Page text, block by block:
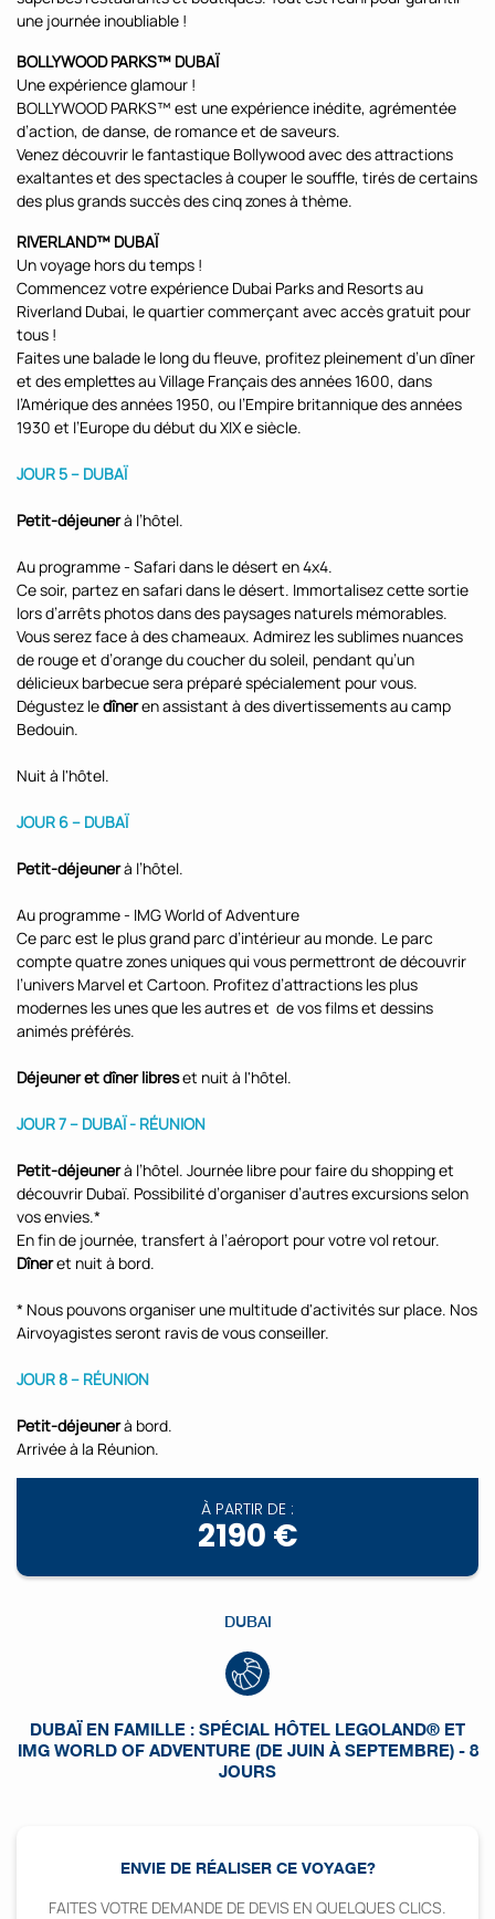
une journée inoubliable !
BOLLYWOOD PARKS™ DUBAÏ
Une expérience glamour !
BOLLYWOOD PARKS™ est une expérience inédite, agrémentée
d’action, de danse, de romance et de saveurs.
Venez découvrir le fantastique Bollywood avec des attractions
exaltantes et des spectacles à couper le souffle, tirés de certains
des plus grands succès des cinq zones à thème.
RIVERLAND™ DUBAÏ
Un voyage hors du temps !
Commencez votre expérience Dubai Parks and Resorts au
Riverland Dubai, le quartier commerçant avec accès gratuit pour
tous !
Faites une balade le long du fleuve, profitez pleinement d’un dîner
et des emplettes au Village Français des années 1600, dans
l’Amérique des années 1950, ou l’Empire britannique des années
1930 et l’Europe du début du XIX e siècle.
JOUR 5 – DUBAÏ
Petit-déjeunerà l’hôtel.
Au programme - Safari dans le désert en 4x4.
Ce soir, partez en safari dans le désert. Immortalisez cette sortie
lors d’arrêts photos dans des paysages naturels mémorables.
Vous serez face à des chameaux. Admirez les sublimes nuances
de rouge et d’orange du coucher du soleil, pendant qu’un
délicieux barbecue sera préparé spécialement pour vous.
Dégustez ledîneren assistant à des divertissements au camp
Bedouin.
Nuit à l'hôtel.
JOUR 6 – DUBAÏ
Petit-déjeunerà l’hôtel.
Au programme - IMG World of Adventure
Ce parc est le plus grand parc d’intérieur au monde. Le parc
compte quatre zones uniques qui vous permettront de découvrir
l’univers Marvel et Cartoon. Profitez d’attractions les plus
modernes les unes que les autres et de vos films et dessins
animés préférés.
Déjeuner etdîner libreset nuit à l'hôtel.
JOUR 7 – DUBAÏ - RÉUNION
Petit-déjeunerà l’hôtel. Journée libre pour faire du shopping et
découvrir Dubaï. Possibilité d’organiser d’autres excursions selon
vos envies.*
En fin de journée, transfert à l’aéroport pour votre vol retour.
Dîneret nuit à bord.
* Nous pouvons organiser une multitude d'activités sur place. Nos
Airvoyagistes seront ravis de vous conseiller.
JOUR 8 – RÉUNION
Petit-déjeunerà bord.
Arrivée à la Réunion.
À PARTIR DE :
2190 €
DUBAI
DUBAÏ EN FAMILLE : SPÉCIAL HÔTEL LEGOLAND® ET
IMG WORLD OF ADVENTURE (DE JUIN À SEPTEMBRE) - 8
JOURS
ENVIE DE RÉALISER CE VOYAGE?
FAITES VOTRE DEMANDE DE DEVIS EN QUELQUES CLICS.